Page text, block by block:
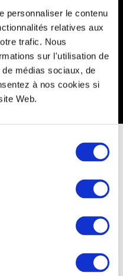
personnaliser le contenu
relatives aux
trafic. Nous
sur l'utilisation de
médias sociaux, de
à nos cookies si
Web.
à vous sur
sur le lieu de votre
et dans certains cas le
stand Greencup vous